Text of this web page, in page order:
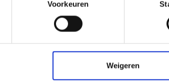
Voorkeuren
Weigeren